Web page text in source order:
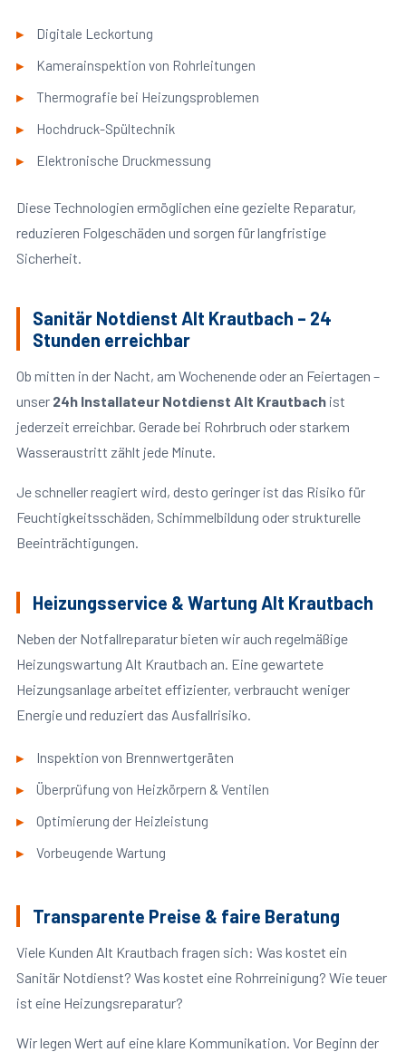
Digitale Leckortung
Kamerainspektion von Rohrleitungen
Thermografie bei Heizungsproblemen
Hochdruck-Spültechnik
Elektronische Druckmessung
Diese Technologien ermöglichen eine gezielte Reparatur,
reduzieren Folgeschäden und sorgen für langfristige
Sicherheit.
Sanitär Notdienst Alt Krautbach – 24
Stunden erreichbar
Ob mitten in der Nacht, am Wochenende oder an Feiertagen –
unser 24h Installateur Notdienst Alt Krautbachist
jederzeit erreichbar. Gerade bei Rohrbruch oder starkem
Wasseraustritt zählt jede Minute.
Je schneller reagiert wird, desto geringer ist das Risiko für
Feuchtigkeitsschäden, Schimmelbildung oder strukturelle
Beeinträchtigungen.
Heizungsservice & Wartung Alt Krautbach
Neben der Notfallreparatur bieten wir auch regelmäßige
Heizungswartung Alt Krautbach an. Eine gewartete
Heizungsanlage arbeitet effizienter, verbraucht weniger
Energie und reduziert das Ausfallrisiko.
Inspektion von Brennwertgeräten
Überprüfung von Heizkörpern & Ventilen
Optimierung der Heizleistung
Vorbeugende Wartung
Transparente Preise & faire Beratung
Viele Kunden Alt Krautbach fragen sich: Was kostet ein
Sanitär Notdienst? Was kostet eine Rohrreinigung? Wie teuer
ist eine Heizungsreparatur?
Wir legen Wert auf eine klare Kommunikation. Vor Beginn der